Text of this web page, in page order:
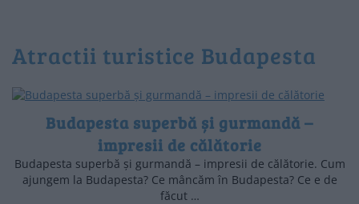
atractii turistice Budapesta
Budapesta superbă și gurmandă –
impresii de călătorie
Budapesta superbă și gurmandă – impresii de călătorie. Cum
ajungem la Budapesta? Ce mâncăm în Budapesta? Ce e de
făcut …